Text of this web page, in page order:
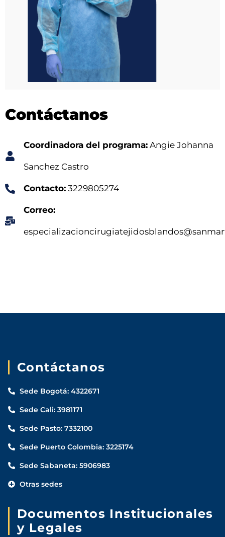
Contáctanos
Coordinadora del programa: Angie Johanna
Sanchez Castro
Contacto: 3229805274
Correo:
Contáctanos
Sede Bogotá: 4322671
Sede Cali: 3981171
Sede Pasto: 7332100
Sede Puerto Colombia: 3225174
Sede Sabaneta: 5906983
Otras sedes
Documentos Institucionales
y Legales